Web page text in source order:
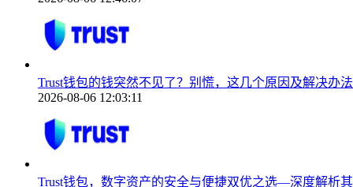
Trust钱包的钱突然不见了？别慌，这几个原因及解决办法
2026-08-06 12:03:11
Trust钱包，数字资产的安全与便捷双优之选—深度解析